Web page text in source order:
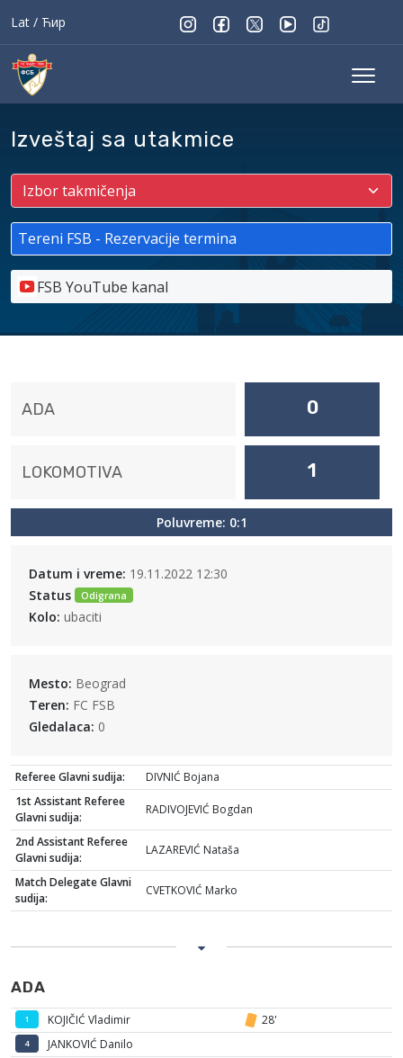
Lat / Ћир
Izveštaj sa utakmice
Tereni FSB - Rezervacije termina
FSB YouTube kanal
ADA 0
LOKOMOTIVA 1
Poluvreme: 0:1
Datum i vreme: 19.11.2022 12:30
Status
Odigrana
Kolo: ubaciti
Mesto: Beograd
Teren: FC FSB
Gledalaca: 0
Referee Glavni sudija:
DIVNIĆ Bojana
1st Assistant Referee
Glavni sudija:
RADIVOJEVIĆ Bogdan
2nd Assistant Referee
Glavni sudija:
LAZAREVIĆ Nataša
Match Delegate Glavni
sudija:
CVETKOVIĆ Marko
ADA
1 KOJIČIĆ Vladimir 28'
4 JANKOVIĆ Danilo